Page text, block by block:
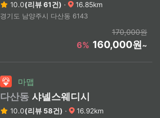
10.0(리뷰 61건) · 16.85km
경기도 남양주시 다산동 6143
170,000원
6% 160,000원~
마맵
다산동 샤넬스웨디시
10.0(리뷰 58건) · 16.92km